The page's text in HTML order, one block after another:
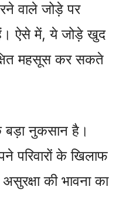
वाले जोड़े पर
हैं। ऐसे में, ये जोड़े खुद
महसूस कर सकते
बड़ा नुकसान है।
परिवारों के खिलाफ
की भावना का